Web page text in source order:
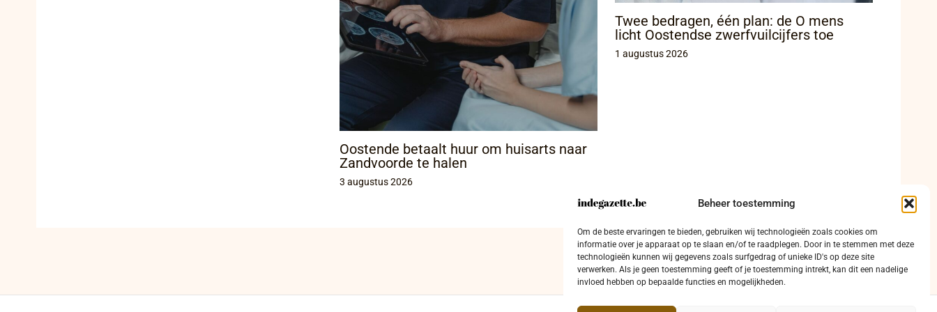
Beheer toestemming
Om de beste ervaringen te bieden, gebruiken wij technologieën zoals cookies om
informatie over je apparaat op te slaan en/of te raadplegen. Door in te stemmen met deze
technologieën kunnen wij gegevens zoals surfgedrag of unieke ID's op deze site
verwerken. Als je geen toestemming geeft of je toestemming intrekt, kan dit een nadelige
invloed hebben op bepaalde functies en mogelijkheden.
Oostende betaalt huur om huisarts naar
Zandvoorde te halen
3 augustus 2026
Twee bedragen, één plan: de O mens
licht Oostendse zwerfvuilcijfers toe
1 augustus 2026